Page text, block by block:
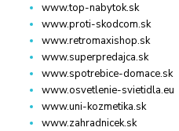
www.top-nabytok.sk
www.proti-skodcom.sk
www.retromaxishop.sk
www.superpredajca.sk
www.spotrebice-domace.sk
www.osvetlenie-svietidla.eu
www.uni-kozmetika.sk
www.zahradnicek.sk